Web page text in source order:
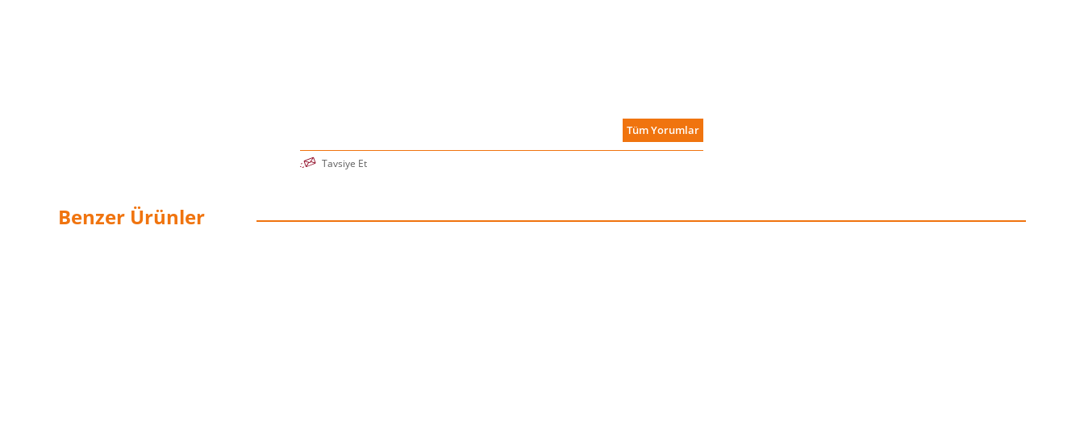
Tüm Yorumlar
Tavsiye Et
Benzer Ürünler